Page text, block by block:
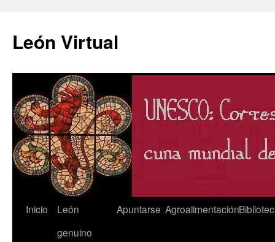
León Virtual
Saltar
Inicio
León
genuino
Apuntarse Agroalimentación